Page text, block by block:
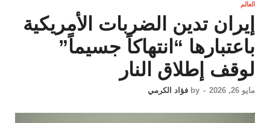
العالم
إيران تدين الضربات الأمريكية
باعتبارها “انتهاكاً جسيماً”
لوقف إطلاق النار
مايو 26, 2026 -
by فؤاد الكرمي